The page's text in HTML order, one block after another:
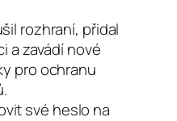
rozhraní, přidal
a zavádí nové
pro ochranu
své heslo na